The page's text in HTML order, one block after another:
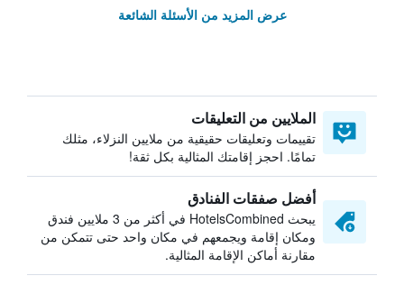
عرض المزيد من الأسئلة الشائعة
الملايين من التعليقات
تقييمات وتعليقات حقيقية من ملايين النزلاء، مثلك
تمامًا. احجز إقامتك المثالية بكل ثقة!
أفضل صفقات الفنادق
يبحث HotelsCombined في أكثر من 3 ملايين فندق
ومكان إقامة ويجمعهم في مكان واحد حتى تتمكن من
مقارنة أماكن الإقامة المثالية.